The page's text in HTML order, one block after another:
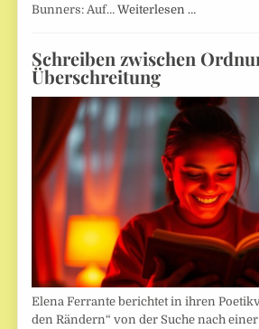
Bunners: Auf…Weiterlesen …
Schreiben zwischen
Überschreitung
Elena Ferrante berichtet in ihren
den Rändern“ von der Suche nach